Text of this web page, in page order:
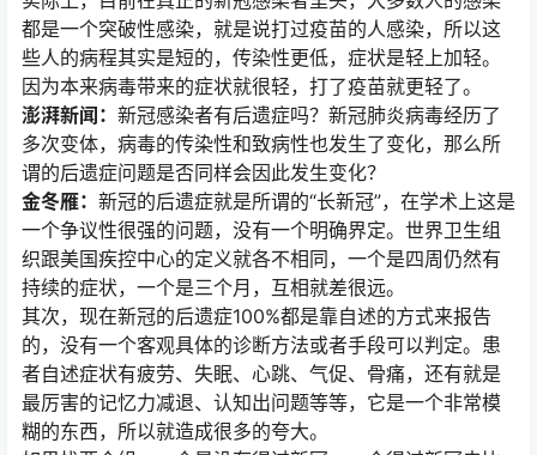
都是一个突破性感染，就是说打过疫苗的人感染，所以这
些人的病程其实是短的，传染性更低，症状是轻上加轻。
因为本来病毒带来的症状就很轻，打了疫苗就更轻了。
澎湃新闻： 新冠感染者有后遗症吗？新冠肺炎病毒经历了
多次变体，病毒的传染性和致病性也发生了变化，那么所
谓的后遗症问题是否同样会因此发生变化？
金冬雁： 新冠的后遗症就是所谓的“长新冠”，在学术上这是
一个争议性很强的问题，没有一个明确界定。世界卫生组
织跟美国疾控中心的定义就各不相同，一个是四周仍然有
持续的症状，一个是三个月，互相就差很远。
其次，现在新冠的后遗症100%都是靠自述的方式来报告
的，没有一个客观具体的诊断方法或者手段可以判定。患
者自述症状有疲劳、失眠、心跳、气促、骨痛，还有就是
最厉害的记忆力减退、认知出问题等等，它是一个非常模
糊的东西，所以就造成很多的夸大。